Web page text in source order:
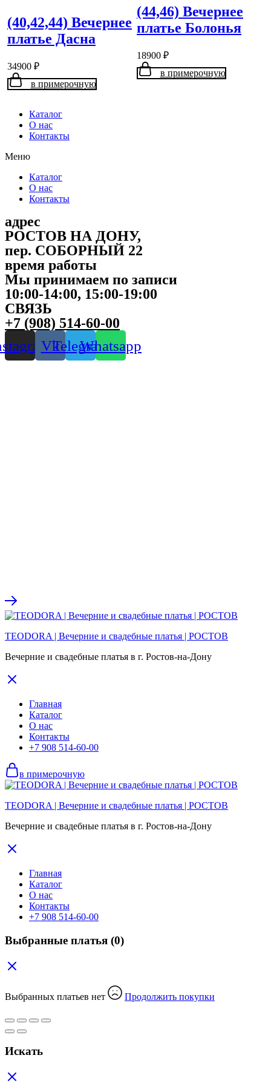
(40,42,44) Вечернее
платье Дасна
34900 ₽
в примерочную
(44,46) Вечернее
платье Болонья
18900 ₽
в примерочную
Каталог
О нас
Контакты
Меню
Каталог
О нас
Контакты
адрес
РОСТОВ НА ДОНУ,
пер. СОБОРНЫЙ 22
время работы
Мы принимаем по записи
10:00-14:00, 15:00-19:00
СВЯЗЬ
+7 (908) 514-60-00
VkTelegramWhatsapp
TEODORA | Вечерние и свадебные платья | РОСТОВ
Вечерние и свадебные платья в г. Ростов-на-Дону
Главная
Каталог
О нас
Контакты
+7 908 514-60-00
в примерочную
TEODORA | Вечерние и свадебные платья | РОСТОВ
Вечерние и свадебные платья в г. Ростов-на-Дону
Главная
Каталог
О нас
Контакты
+7 908 514-60-00
Выбранные платья (0)
Выбранных платьев нет Продолжить покупки
Искать